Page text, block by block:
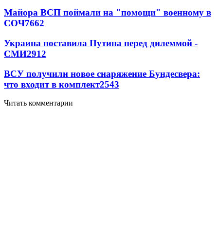
Майора ВСП поймали на "помощи" военному в
СОЧ7662
Украина поставила Путина перед дилеммой -
СМИ2912
ВСУ получили новое снаряжение Бундесвера:
что входит в комплект2543
Читать комментарии